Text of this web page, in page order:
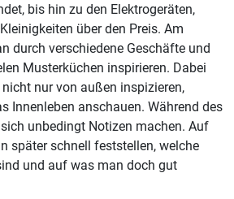
bis hin zu den Elektrogeräten,
über den Preis. Am
durch verschiedene Geschäfte und
Musterküchen inspirieren. Dabei
nur von außen inspizieren,
Innenleben anschauen. Während des
unbedingt Notizen machen. Auf
später schnell feststellen, welche
und auf was man doch gut